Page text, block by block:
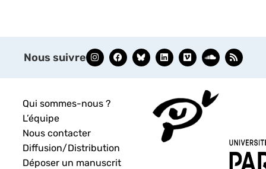
Nous suivre
Qui sommes-nous ?
L’équipe
Nous contacter
Diffusion/Distribution
Déposer un manuscrit